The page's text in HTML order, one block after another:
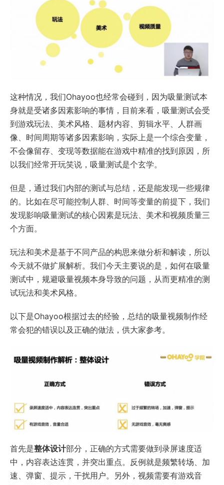
这种情况，我们Ohayoo也经常会碰到，因为吸量测试本
身就是受诸多因素影响的事情，目前来看，吸量测试会受
到游戏玩法、美术风格、题材内容、剪辑水平、人群画
像、时间周期等诸多因素影响，实际上是一个综合变量，
不会像留存、变现等数据能在游戏中精准的找到原因，所
以我们经常开玩笑说，吸量测试是个玄学。
但是，通过我们内部的测试与总结，还是能发现一些规律
的。比如在尽可能控制人群、时间等变量的前提下，我们
发现影响吸量测试的核心因素是玩法、美术和视频质量三
个方面。
玩法和美术是基于不同产品的构思来做分析和解读，所以
今天就不做扩展解析。我们今天主要说的是，如何在吸量
测试中，规避吸量视频本身导致的问题，从而更精准的测
试玩法和美术风格。
以下是Ohayoo根据过去的经验，总结的吸量视频制作经
常会犯的错误以及正确的做法，供大家参考。
首先是整体设计部分，正确的方式需要做到录屏速度适
中，内容表达连贯，并突出重点。反例就是频繁转场、加
速、弹窗、提示，干扰用户。另外，视频需要有游戏音